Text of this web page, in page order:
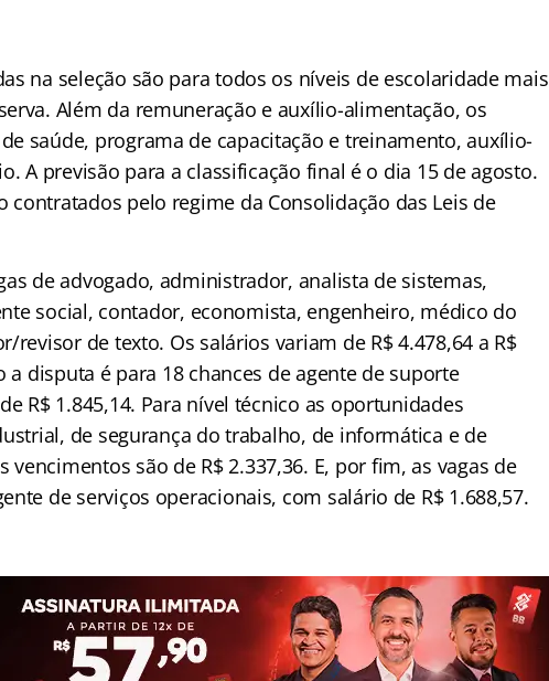
na seleção são para todos os níveis de escolaridade mais
Além da remuneração e auxílio-alimentação, os
saúde, programa de capacitação e treinamento, auxílio-
A previsão para a classificação final é o dia 15 de agosto.
contratados pelo regime da Consolidação das Leis de
de advogado, administrador, analista de sistemas,
social, contador, economista, engenheiro, médico do
revisor de texto. Os salários variam de R$ 4.478,64 a R$
a disputa é para 18 chances de agente de suporte
R$ 1.845,14. Para nível técnico as oportunidades
de segurança do trabalho, de informática e de
são de R$ 2.337,36. E, por fim, as vagas de
de serviços operacionais, com salário de R$ 1.688,57.